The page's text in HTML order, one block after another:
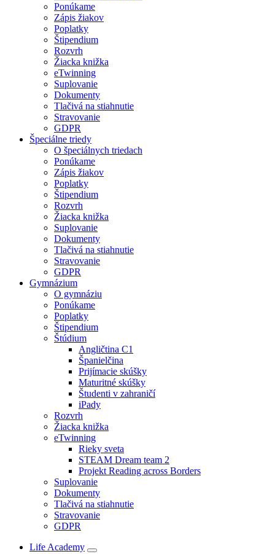
Ponúkame
Zápis žiakov
Poplatky
Štipendium
Rozvrh
Žiacka knižka
eTwinning
Suplovanie
Dokumenty
Tlačivá na stiahnutie
Stravovanie
GDPR
Špeciálne triedy
O špeciálnych triedach
Ponúkame
Zápis žiakov
Poplatky
Štipendium
Rozvrh
Žiacka knižka
Suplovanie
Dokumenty
Tlačivá na stiahnutie
Stravovanie
GDPR
Gymnázium
O gymnáziu
Ponúkame
Poplatky
Štipendium
Štúdium
Angličtina C1
Španielčina
Prijímacie skúšky
Maturitné skúšky
Študenti v zahraničí
iPady
Rozvrh
Žiacka knižka
eTwinning
Rieky sveta
STEAM Dream team 2
Projekt Reading across Borders
Suplovanie
Dokumenty
Tlačivá na stiahnutie
Stravovanie
GDPR
Life Academy